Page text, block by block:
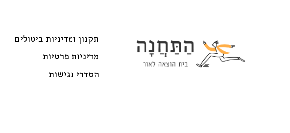
תקנון ומדיניות ביטולים
מדיניות פרטיות
הסדרי נגישות